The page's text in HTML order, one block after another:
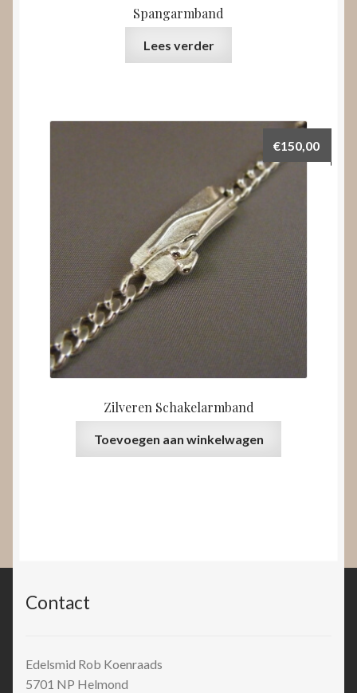
Spangarmband
Lees verder
Zilveren Schakelarmband
€150,00
Toevoegen aan winkelwagen
Contact
Edelsmid Rob Koenraads
5701 NP Helmond